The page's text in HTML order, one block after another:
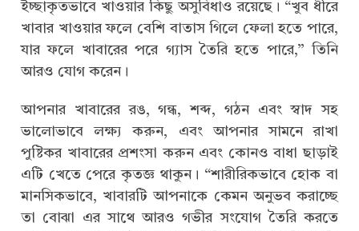
ইচ্ছাকৃতভাবে খাওয়ার কিছু অসুবিধাও রয়েছে। “খুব ধীরে
খাবার খাওয়ার ফলে বেশি বাতাস গিলে ফেলা হতে পারে,
যার ফলে খাবারের পরে গ্যাস তৈরি হতে পারে,” তিনি
আরও যোগ করেন।
আপনার খাবারের রঙ, গন্ধ, শব্দ, গঠন এবং স্বাদ সহ
ভালোভাবে লক্ষ্য করুন, এবং আপনার সামনে রাখা
পুষ্টিকর খাবারের প্রশংসা করুন এবং কোনও বাধা ছাড়াই
এটি খেতে পেরে কৃতজ্ঞ থাকুন। “শারীরিকভাবে হোক বা
মানসিকভাবে, খাবারটি আপনাকে কেমন অনুভব করাচ্ছে
তা বোঝা এর সাথে আরও গভীর সংযোগ তৈরি করতে